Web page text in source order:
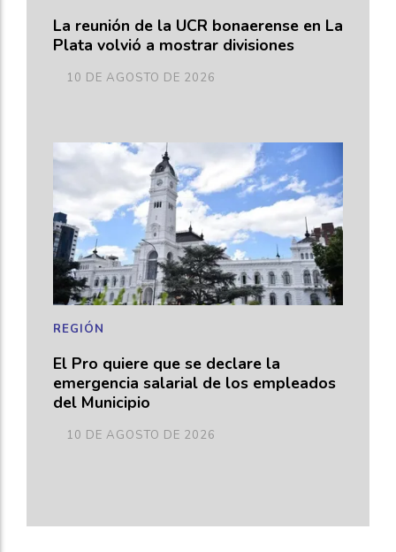
La reunión de la UCR bonaerense en La
Plata volvió a mostrar divisiones
10 DE AGOSTO DE 2026
El Pro quiere que se declare la
emergencia salarial de los empleados
del Municipio
REGIÓN
10 DE AGOSTO DE 2026